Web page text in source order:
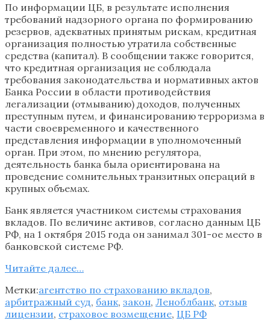
По информации ЦБ, в результате исполнения
требований надзорного органа по формированию
резервов, адекватных принятым рискам, кредитная
организация полностью утратила собственные
средства (капитал). В сообщении также говорится,
что кредитная организация не соблюдала
требования законодательства и нормативных актов
Банка России в области противодействия
легализации (отмыванию) доходов, полученных
преступным путем, и финансированию терроризма в
части своевременного и качественного
представления информации в уполномоченный
орган. При этом, по мнению регулятора,
деятельность банка была ориентирована на
проведение сомнительных транзитных операций в
крупных объемах.
Банк является участником системы страхования
вкладов. По величине активов, согласно данным ЦБ
РФ, на 1 октября 2015 года он занимал 301-ое место в
банковской системе РФ.
Читайте далее…
Метки:агентство по страхованию вкладов,
арбитражный суд, банк, закон, Леноблбанк, отзыв
лицензии, страховое возмещение, ЦБ РФ